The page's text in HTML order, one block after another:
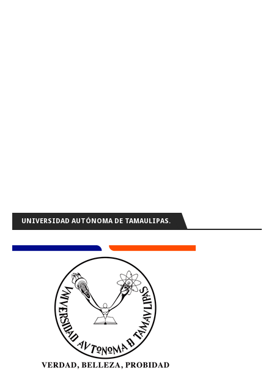
UNIVERSIDAD AUTÓNOMA DE TAMAULIPAS.